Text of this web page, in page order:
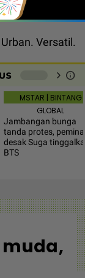
Urban. Versatil.
chevron_right info
MSTAR | BINTANG
GLOBAL
Jambangan bunga
tanda protes,
desak Suga
BTS
muda,